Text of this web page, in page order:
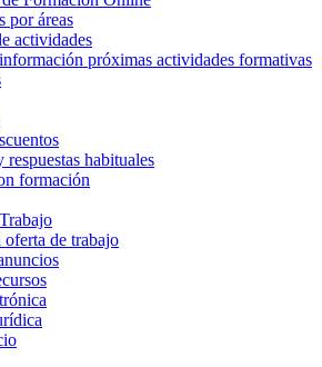
por áreas
actividades
próximas actividades formativas
respuestas habituales
formación
de trabajo